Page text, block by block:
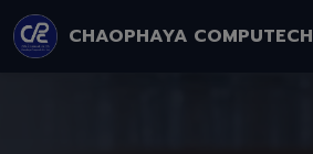
CHAOPHAYA COMPUTECH